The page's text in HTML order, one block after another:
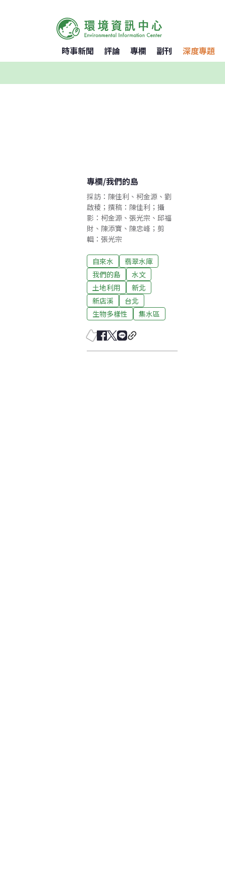
時事新聞 評論 專欄 副刊 深度專題
專欄/我們的島
採訪：陳佳利、柯金源、劉
啟稜；撰稿：陳佳利；攝
影：柯金源、張光宗、邱福
財、陳添寶、陳忠峰；剪
輯：張光宗
自來水
翡翠水庫
我們的島
水文
土地利用
新北
新店溪
台北
生物多樣性
集水區